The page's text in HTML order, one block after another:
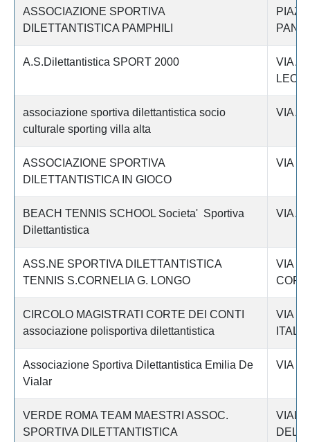
ASSOCIAZIONE SPORTIVA
DILETTANTISTICA PAMPHILI
A.S.Dilettantistica SPORT 2000
VIA
associazione sportiva dilettantistica socio
culturale sporting villa alta
VIA
ASSOCIAZIONE SPORTIVA
DILETTANTISTICA IN GIOCO
VIA
BEACH TENNIS SCHOOL Societa' Sportiva
Dilettantistica
VIA
ASS.NE SPORTIVA DILETTANTISTICA
TENNIS S.CORNELIA G. LONGO
VIA
CIRCOLO MAGISTRATI CORTE DEI CONTI
associazione polisportiva dilettantistica
VIA
Associazione Sportiva Dilettantistica Emilia De
Vialar
VIA
VERDE ROMA TEAM MAESTRI ASSOC.
SPORTIVA DILETTANTISTICA
VIALE